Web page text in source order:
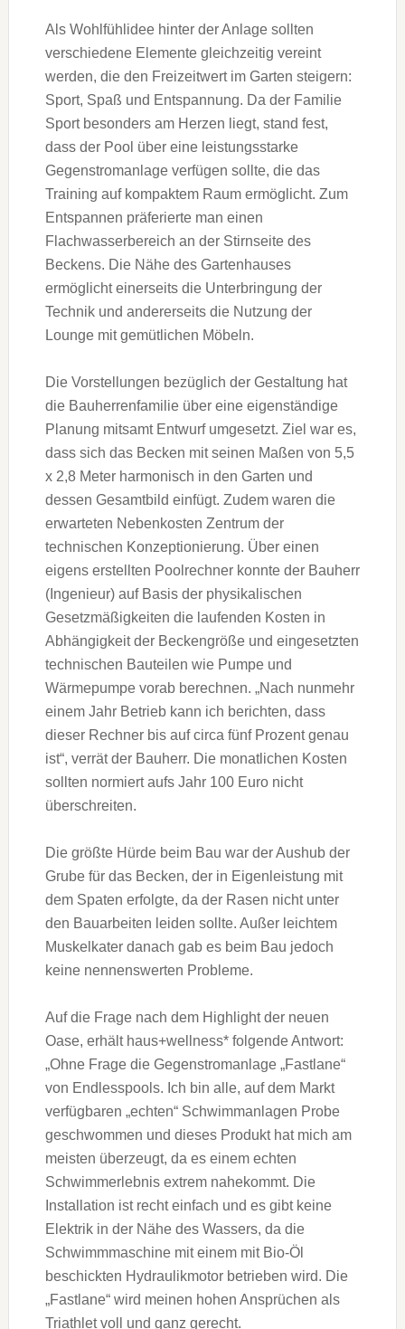
Als Wohlfühlidee hinter der Anlage sollten
verschiedene Elemente gleichzeitig vereint
werden, die den Freizeitwert im Garten steigern:
Sport, Spaß und Entspannung. Da der Familie
Sport besonders am Herzen liegt, stand fest,
dass der Pool über eine leistungsstarke
Gegenstromanlage verfügen sollte, die das
Training auf kompaktem Raum ermöglicht. Zum
Entspannen präferierte man einen
Flachwasserbereich an der Stirnseite des
Beckens. Die Nähe des Gartenhauses
ermöglicht einerseits die Unterbringung der
Technik und andererseits die Nutzung der
Lounge mit gemütlichen Möbeln.
Die Vorstellungen bezüglich der Gestaltung hat
die Bauherrenfamilie über eine eigenständige
Planung mitsamt Entwurf umgesetzt. Ziel war es,
dass sich das Becken mit seinen Maßen von 5,5
x 2,8 Meter harmonisch in den Garten und
dessen Gesamtbild einfügt. Zudem waren die
erwarteten Nebenkosten Zentrum der
technischen Konzeptionierung. Über einen
eigens erstellten Poolrechner konnte der Bauherr
(Ingenieur) auf Basis der physikalischen
Gesetzmäßigkeiten die laufenden Kosten in
Abhängigkeit der Beckengröße und eingesetzten
technischen Bauteilen wie Pumpe und
Wärmepumpe vorab berechnen. „Nach nunmehr
einem Jahr Betrieb kann ich berichten, dass
dieser Rechner bis auf circa fünf Prozent genau
ist“, verrät der Bauherr. Die monatlichen Kosten
sollten normiert aufs Jahr 100 Euro nicht
überschreiten.
Die größte Hürde beim Bau war der Aushub der
Grube für das Becken, der in Eigenleistung mit
dem Spaten erfolgte, da der Rasen nicht unter
den Bauarbeiten leiden sollte. Außer leichtem
Muskelkater danach gab es beim Bau jedoch
keine nennenswerten Probleme.
Auf die Frage nach dem Highlight der neuen
Oase, erhält haus+wellness* folgende Antwort:
„Ohne Frage die Gegenstromanlage „Fastlane“
von Endlesspools. Ich bin alle, auf dem Markt
verfügbaren „echten“ Schwimmanlagen Probe
geschwommen und dieses Produkt hat mich am
meisten überzeugt, da es einem echten
Schwimmerlebnis extrem nahekommt. Die
Installation ist recht einfach und es gibt keine
Elektrik in der Nähe des Wassers, da die
Schwimmmaschine mit einem mit Bio-Öl
beschickten Hydraulikmotor betrieben wird. Die
„Fastlane“ wird meinen hohen Ansprüchen als
Triathlet voll und ganz gerecht.